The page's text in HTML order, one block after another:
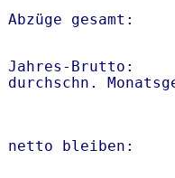
Abzüge gesamt:
Jahres-
netto